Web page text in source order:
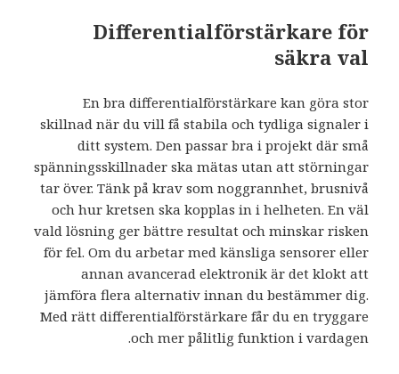
Differentialförstärkare för
säkra val
En bra differentialförstärkare kan göra stor
skillnad när du vill få stabila och tydliga signaler i
ditt system. Den passar bra i projekt där små
spänningsskillnader ska mätas utan att störningar
tar över. Tänk på krav som noggrannhet, brusnivå
och hur kretsen ska kopplas in i helheten. En väl
vald lösning ger bättre resultat och minskar risken
för fel. Om du arbetar med känsliga sensorer eller
annan avancerad elektronik är det klokt att
jämföra flera alternativ innan du bestämmer dig.
Med rätt differentialförstärkare får du en tryggare
och mer pålitlig funktion i vardagen.